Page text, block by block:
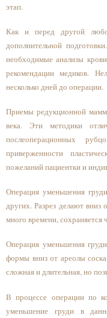
этап.
Как и перед другой
дополнительной
необходимые анализы
рекомендации медиков.
несколько дней до операции.
Приемы редукционной
века. Эти методики
послеоперационных
приверженности
пожеланий пациентки и
Операция уменьшения
других. Разрез делают вниз
много времени, сохраняется
Операция уменьшения
формы вниз от ареолы
сложная и длительная, но
В процессе операции по
уменьшение груди в